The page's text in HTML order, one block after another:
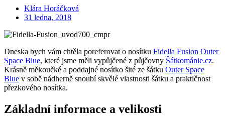
Klára Horáčková
31 ledna, 2018
Dneska bych vám chtěla poreferovat o nosítku Fidella Fusion Outer
Space Blue, které jsme měli vypůjčené z půjčovny Šátkománie.cz.
Krásně měkoučké a poddajné nosítko šité ze šátku Outer Space
Blue v sobě nádherně snoubí skvělé vlastnosti šátku a praktičnost
přezkového nosítka.
Základní informace a velikosti